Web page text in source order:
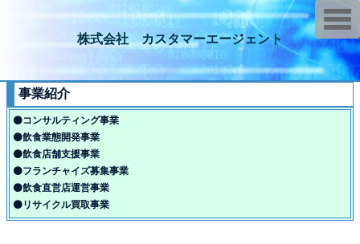
株式会社 カスタマーエージェント
事業紹介
⚫️コンサルティング事業
⚫️飲食業態開発事業
⚫️飲食店舗支援事業
⚫️フランチャイズ募集事業
⚫️飲食直営店運営事業
⚫️リサイクル買取事業
T
o
g
g
l
e
n
v